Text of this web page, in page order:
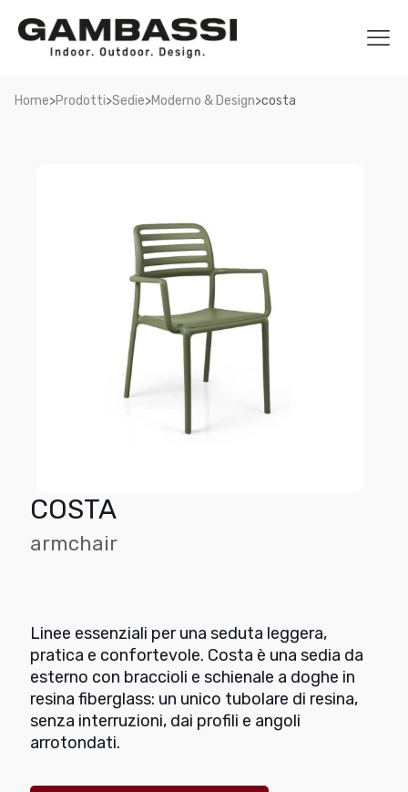
Home>Prodotti>Sedie>Moderno & Design>costa
COSTA
armchair
Linee essenziali per una seduta leggera,
pratica e confortevole. Costa è una sedia da
esterno con braccioli e schienale a doghe in
resina fiberglass: un unico tubolare di resina,
senza interruzioni, dai profili e angoli
arrotondati.